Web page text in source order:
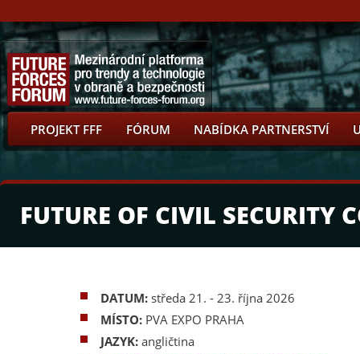
PROJEKT FFF FÓRUM NABÍDKA PARTNERSTVÍ
FUTURE OF CIVIL SECURITY
DATUM: středa 21. - 23. října 2026
MÍSTO: PVA EXPO PRAHA
JAZYK: angličtina